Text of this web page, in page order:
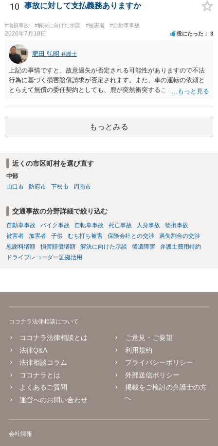
10 事故に対して支払義務ありますか
#物損事故 #解決に向けた示談 #被害者 #自動車事故
2026年7月18日 役にたった 3
肥田 弘昭 弁護士
上記の事情ですと、故意過失が否定される可能性がありますので不法
行為に基づく損害賠償請求が否定されます。また、車の運転の依頼と
とらえて無償の委任契約としても、鹿が突然衝突することは予見がで
償請求も成立しない可能性があります。以上の理由から支払義務は否
定される可能性が高いです。ご参考にしてください。
もっとみる
近くの市区町村を選び直す
中部
山口市
防府市 下松市 周南市
交通事故の分野詳細で絞り込む
自動車事故 バイク事故 自転車事故 死亡事故 人身事故
物損事故
被害者
加害者 子供 むち打ち被害 保険会社との交渉
過失割合の交渉
慰謝料増額
損害賠償増額 解決に向けた示談 後遺障害
弁護士費用特約
ドライブレコーダー証拠活用
ココナラ法律相談について
ココナラ法律相談とは
法律Q&A
法律相談コラム
ココナラとは
よくあるご質問
運営へのお問い合わせ
ご意見・ご要望
利用規約
プライバシーポリシー
外部送信ポリシー
掲載をご検討の弁護士の方
へ
会社情報